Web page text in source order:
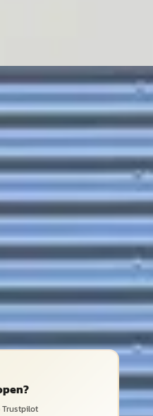
· Veghel 4,5(32)